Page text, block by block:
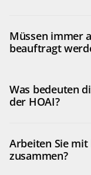
Müssen immer
beauftragt
Was bedeuten
der HOAI?
Arbeiten Sie
zusammen?